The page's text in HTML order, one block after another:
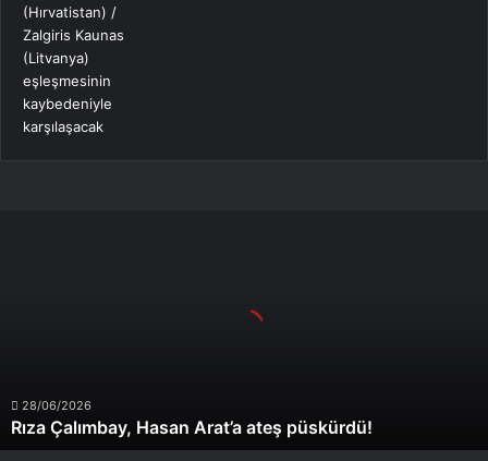
28/06/2026
Rıza Çalımbay, Hasan Arat’a ateş püskürdü!